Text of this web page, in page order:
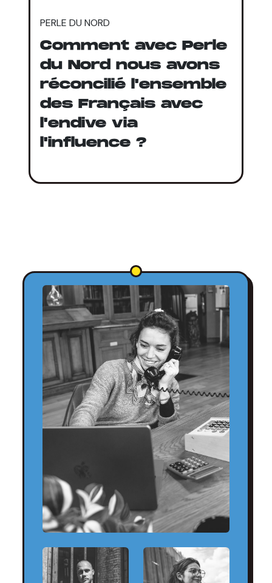
PERLE DU NORD
Comment avec Perle
du Nord nous avons
réconcilié l'ensemble
des Français avec
l'endive via
l'influence ?